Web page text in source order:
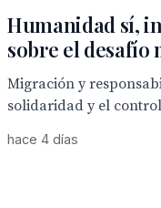
Humanidad sí,
sobre el
Migración y
solidaridad y el
hace 4 días